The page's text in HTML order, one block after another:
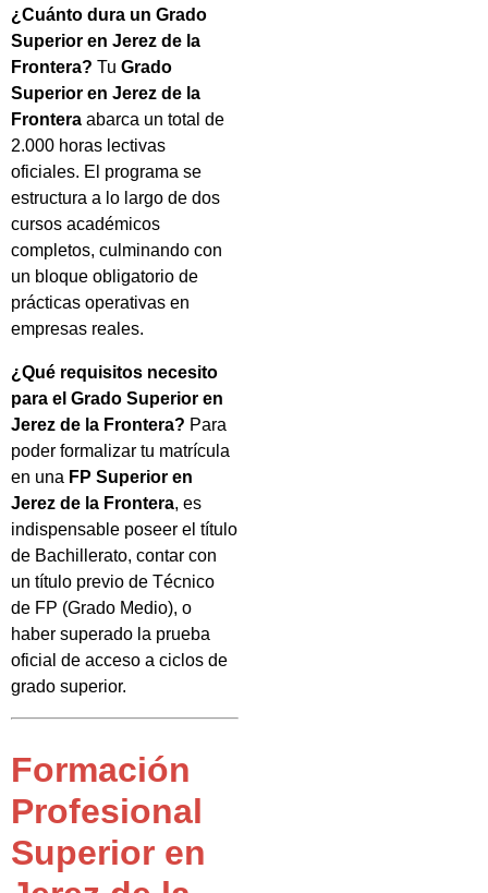
¿Cuánto dura un Grado
Superior en Jerez de la
Frontera? Tu Grado
Superior en Jerez de la
Frontera abarca un total de
2.000 horas lectivas
oficiales. El programa se
estructura a lo largo de dos
cursos académicos
completos, culminando con
un bloque obligatorio de
prácticas operativas en
empresas reales.
¿Qué requisitos necesito
para el Grado Superior en
Jerez de la Frontera? Para
poder formalizar tu matrícula
en una FP Superior en
Jerez de la Frontera, es
indispensable poseer el título
de Bachillerato, contar con
un título previo de Técnico
de FP (Grado Medio), o
haber superado la prueba
oficial de acceso a ciclos de
grado superior.
Formación
Profesional
Superior en